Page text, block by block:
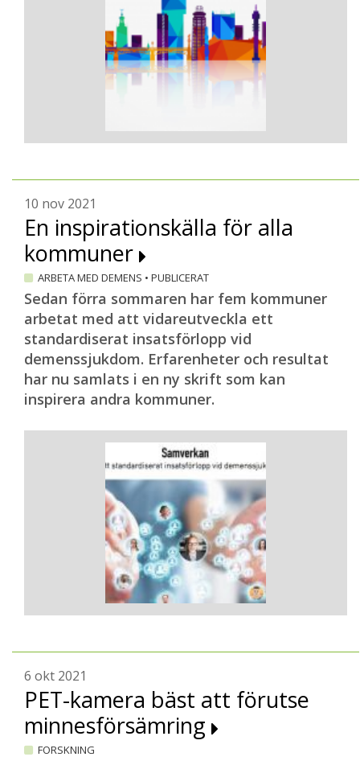
10 nov 2021
En inspirationskälla för alla
kommuner
ARBETA MED DEMENS • PUBLICERAT
Sedan förra sommaren har fem kommuner
arbetat med att vidareutveckla ett
standardiserat insatsförlopp vid
demenssjukdom. Erfarenheter och resultat
har nu samlats i en ny skrift som kan
inspirera andra kommuner.
6 okt 2021
PET-kamera bäst att förutse
minnesförsämring
FORSKNING